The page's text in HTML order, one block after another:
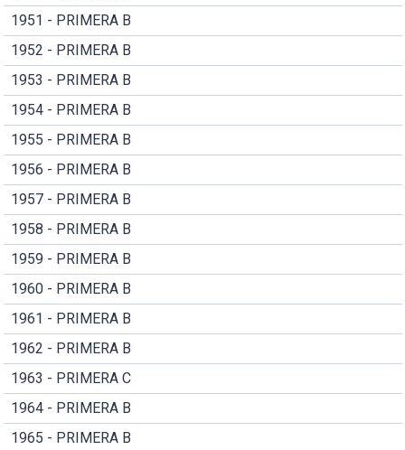
1951 - PRIMERA B
1952 - PRIMERA B
1953 - PRIMERA B
1954 - PRIMERA B
1955 - PRIMERA B
1956 - PRIMERA B
1957 - PRIMERA B
1958 - PRIMERA B
1959 - PRIMERA B
1960 - PRIMERA B
1961 - PRIMERA B
1962 - PRIMERA B
1963 - PRIMERA C
1964 - PRIMERA B
1965 - PRIMERA B